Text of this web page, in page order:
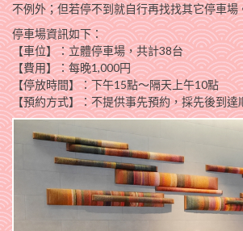
不例外；但若停不到就自行再找找其它停車場
停車場資訊如下：
【車位】：立體停車場，共計38台
【費用】：每晚1,000円
【停放時間】：下午15點～隔天上午10點
【預約方式】：不提供事先預約，採先後到達